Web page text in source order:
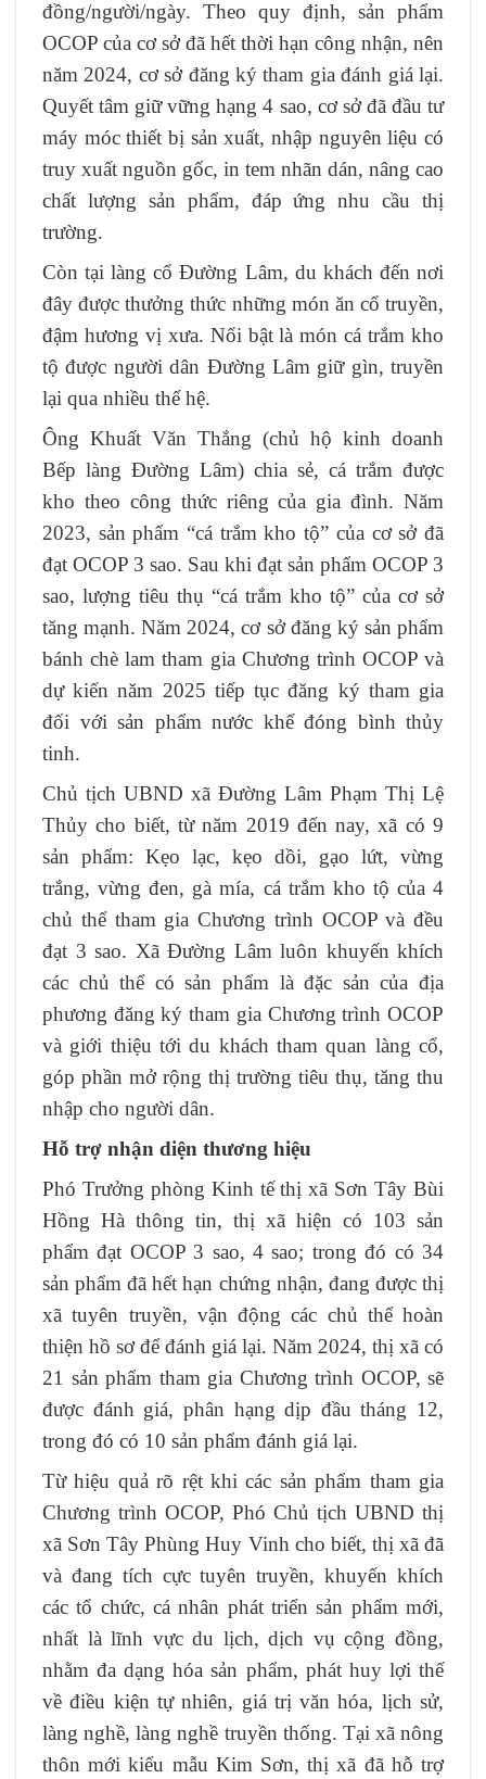
đồng/người/ngày. Theo quy định, sản phẩm
OCOP của cơ sở đã hết thời hạn công nhận, nên
năm 2024, cơ sở đăng ký tham gia đánh giá lại.
Quyết tâm giữ vững hạng 4 sao, cơ sở đã đầu tư
máy móc thiết bị sản xuất, nhập nguyên liệu có
truy xuất nguồn gốc, in tem nhãn dán, nâng cao
chất lượng sản phẩm, đáp ứng nhu cầu thị
trường.
Còn tại làng cổ Đường Lâm, du khách đến nơi
đây được thưởng thức những món ăn cổ truyền,
đậm hương vị xưa. Nổi bật là món cá trắm kho
tộ được người dân Đường Lâm giữ gìn, truyền
lại qua nhiều thế hệ.
Ông Khuất Văn Thắng (chủ hộ kinh doanh
Bếp làng Đường Lâm) chia sẻ, cá trắm được
kho theo công thức riêng của gia đình. Năm
2023, sản phẩm “cá trắm kho tộ” của cơ sở đã
đạt OCOP 3 sao. Sau khi đạt sản phẩm OCOP 3
sao, lượng tiêu thụ “cá trắm kho tộ” của cơ sở
tăng mạnh. Năm 2024, cơ sở đăng ký sản phẩm
bánh chè lam tham gia Chương trình OCOP và
dự kiến năm 2025 tiếp tục đăng ký tham gia
đối với sản phẩm nước khế đóng bình thủy
tinh.
Chủ tịch UBND xã Đường Lâm Phạm Thị Lệ
Thủy cho biết, từ năm 2019 đến nay, xã có 9
sản phẩm: Kẹo lạc, kẹo dồi, gạo lứt, vừng
trắng, vừng đen, gà mía, cá trắm kho tộ của 4
chủ thể tham gia Chương trình OCOP và đều
đạt 3 sao. Xã Đường Lâm luôn khuyến khích
các chủ thể có sản phẩm là đặc sản của địa
phương đăng ký tham gia Chương trình OCOP
và giới thiệu tới du khách tham quan làng cổ,
góp phần mở rộng thị trường tiêu thụ, tăng thu
nhập cho người dân.
Hỗ trợ nhận diện thương hiệu
Phó Trưởng phòng Kinh tế thị xã Sơn Tây Bùi
Hồng Hà thông tin, thị xã hiện có 103 sản
phẩm đạt OCOP 3 sao, 4 sao; trong đó có 34
sản phẩm đã hết hạn chứng nhận, đang được thị
xã tuyên truyền, vận động các chủ thể hoàn
thiện hồ sơ để đánh giá lại. Năm 2024, thị xã có
21 sản phẩm tham gia Chương trình OCOP, sẽ
được đánh giá, phân hạng dịp đầu tháng 12,
trong đó có 10 sản phẩm đánh giá lại.
Từ hiệu quả rõ rệt khi các sản phẩm tham gia
Chương trình OCOP, Phó Chủ tịch UBND thị
xã Sơn Tây Phùng Huy Vinh cho biết, thị xã đã
và đang tích cực tuyên truyền, khuyến khích
các tổ chức, cá nhân phát triển sản phẩm mới,
nhất là lĩnh vực du lịch, dịch vụ cộng đồng,
nhằm đa dạng hóa sản phẩm, phát huy lợi thế
về điều kiện tự nhiên, giá trị văn hóa, lịch sử,
làng nghề, làng nghề truyền thống. Tại xã nông
thôn mới kiểu mẫu Kim Sơn, thị xã đã hỗ trợ